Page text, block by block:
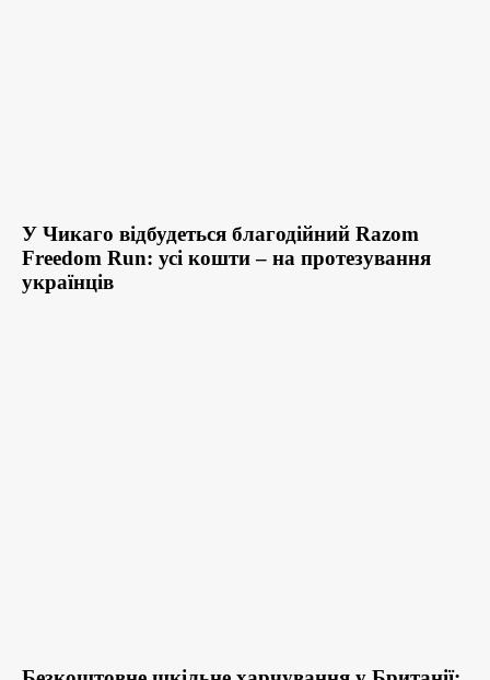
У Чикаго відбудеться благодійний Razom
Freedom Run: усі кошти – на протезування
українців